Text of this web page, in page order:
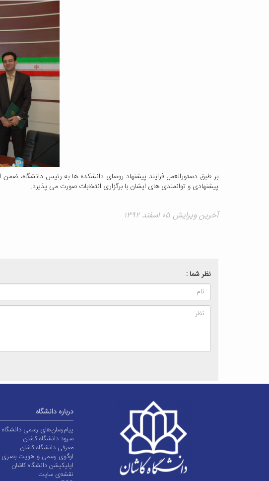
بر طبق دستورالعمل فرایند پیشنهاد روسای دانشکده ها به رئیس دانشگاه،
پیشنهادی و توانمندی های ایشان با برگزاری انتخابات صورت می پذیرد.
آخرین ویرایش ۰۵ اسفند ۱۳۹۲
نظر شما :
درباره دانشگاه
پیام‌رسان‌های رسمی دانشگاه
سرود دانشگاه کاشان
معرفی دانشگاه کاشان
لوگوی رسمی و هویت بصری
اپلیکیشن دانشگاه کاشان
نقشه‌ی سایت